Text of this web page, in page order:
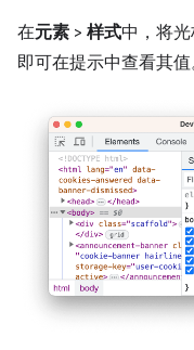
在元素 > 样式中，将光
即可在提示中查看其值